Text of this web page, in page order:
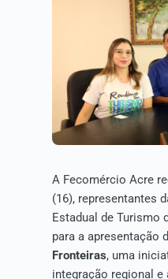
A Fecomércio Acre
(16), representantes
Estadual de Turismo
para a apresentação
Fronteiras, uma
integração regional